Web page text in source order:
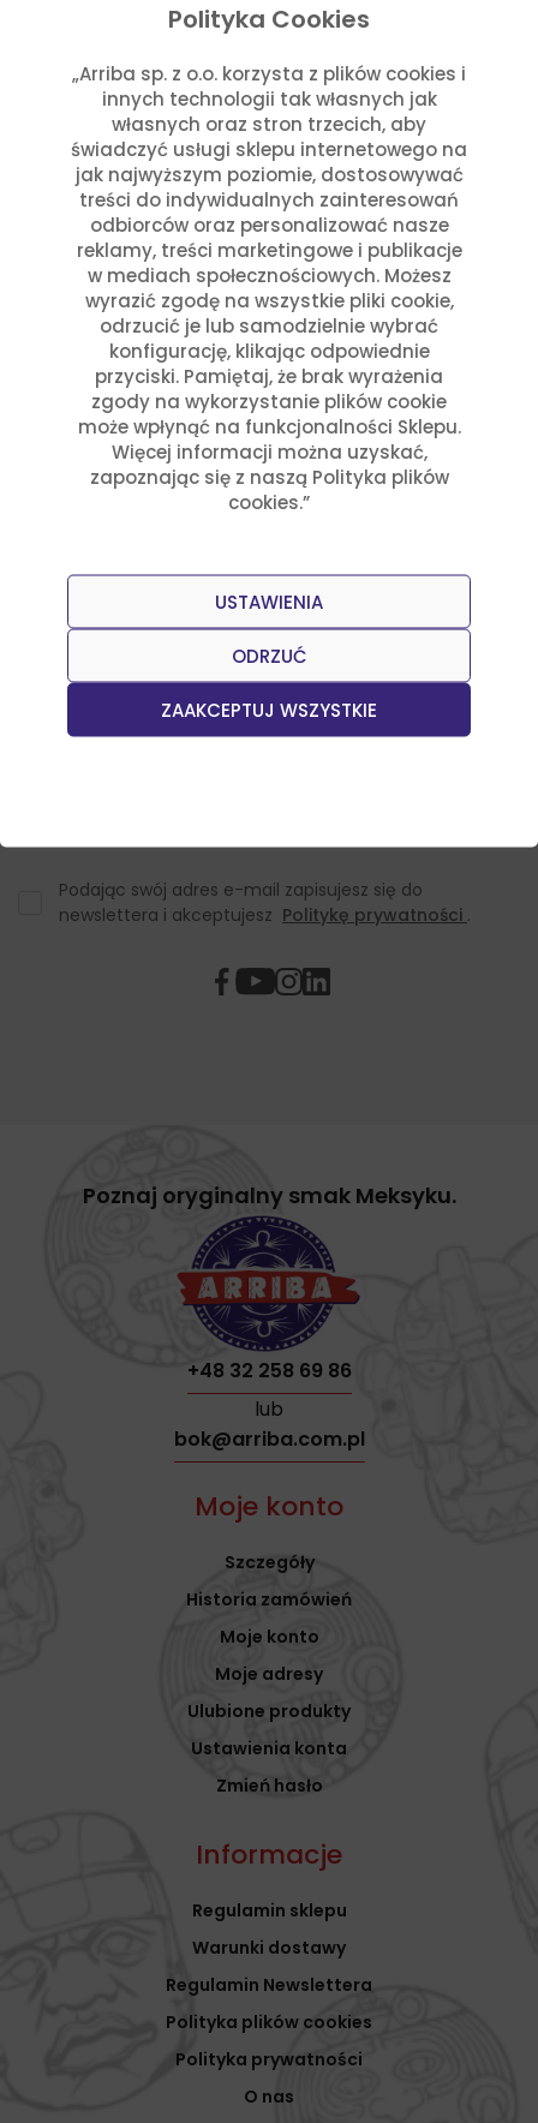
Polityka Cookies
„Arriba sp. z o.o. korzysta z plików cookies i
innych technologii tak własnych jak
własnych oraz stron trzecich, aby
świadczyć usługi sklepu internetowego na
jak najwyższym poziomie, dostosowywać
treści do indywidualnych zainteresowań
odbiorców oraz personalizować nasze
reklamy, treści marketingowe i publikacje
w mediach społecznościowych. Możesz
wyrazić zgodę na wszystkie pliki cookie,
odrzucić je lub samodzielnie wybrać
konfigurację, klikając odpowiednie
przyciski. Pamiętaj, że brak wyrażenia
zgody na wykorzystanie plików cookie
może wpłynąć na funkcjonalności Sklepu.
Więcej informacji można uzyskać,
zapoznając się z naszą Polityka plików
cookies.”
ZAAKCEPTUJ WSZYSTKIE
ODRZUĆ
USTAWIENIA
czerwiec 2025
marzec 2025
styczeń 2025
Kategorie
Aktualności w Arribie(7)
Aktualności z Meksyku(7)
Ciekawostki Turystyczne(4)
Kultura i Historia Meksyku(10)
Potrawy i Gastronomia(11)
Święta Meksykańskie(7)
Święta w Polsce i Meksyku(3)
Dołącz do naszego Newslettera
Otrzymuj informacje o nowościach w sklepie oraz
Podając swój adres e-mail zapisujesz się do
newslettera i akceptujesz Politykę prywatności .
Poznaj oryginalny smak Meksyku.
+48 32 258 69 86
lub
bok@arriba.com.pl
Moje konto
Szczegóły
Historia zamówień
Moje konto
Moje adresy
Ulubione produkty
Ustawienia konta
Zmień hasło
Informacje
Regulamin sklepu
Warunki dostawy
Regulamin Newslettera
Polityka plików cookies
Polityka prywatności
O nas